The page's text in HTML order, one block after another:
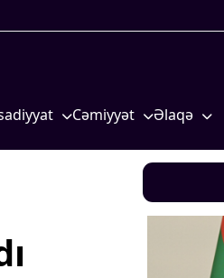
təsərrüfatı
Cəmiyyət
Məhkəmə və hüquq
Əlaqə